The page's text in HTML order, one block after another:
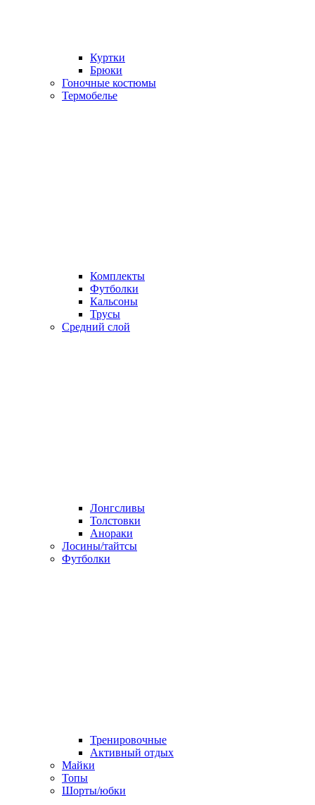
Куртки
Брюки
Гоночные костюмы
Термобелье
Комплекты
Футболки
Кальсоны
Трусы
Средний слой
Лонгсливы
Толстовки
Анораки
Лосины/тайтсы
Футболки
Тренировочные
Активный отдых
Майки
Топы
Шорты/юбки